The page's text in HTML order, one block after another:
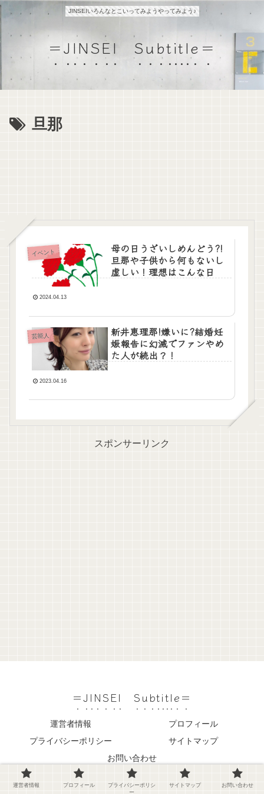
JINSEIいろんなとこいってみようやってみよう♪
＝JINSEI Subtitle＝
旦那
イベント
母の日うざいしめんどう?!
旦那や子供から何もないし
虚しい！理想はこんな日
2024.04.13
芸能人
新井恵理那!嫌いに?結婚妊
娠報告に幻滅でファンやめ
た人が続出？！
2023.04.16
スポンサーリンク
＝JINSEI Subtitle＝
運営者情報
プロフィール
プライバシーポリシー
サイトマップ
お問い合わせ
© 2022 ＝JINSEI Subtitle＝.
運営者情報 プロフィール
プライバシーポリシ
ー
サイトマップ お問い合わせ